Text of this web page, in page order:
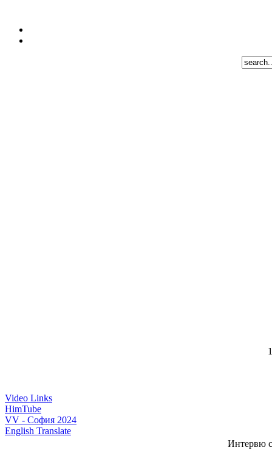
Video Links
HimTube
VV - София 2024
English Translate
Интервю